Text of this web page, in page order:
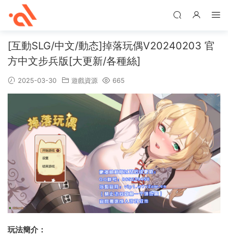
[互動SLG/中文/動态]掉落玩偶V20240203 官
方中文步兵版[大更新/各種絲]
2025-03-30 遊戲資源 665
玩法簡介：